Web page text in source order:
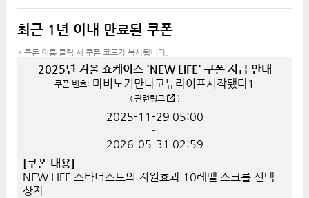
최근 1년 이내 만료된 쿠폰
* 쿠폰 이름 클릭 시 쿠폰 코드가 복사됩니다.
2025년 겨울 쇼케이스 'NEW LIFE' 쿠폰 지급 안내
쿠폰 번호: 마비노기만나고뉴라이프시작됐다1
( 관련링크 )
2025-11-29 05:00
~
2026-05-31 02:59
[쿠폰 내용]
NEW LIFE 스타더스트의 지원효과 10레벨 스크롤 선택
상자